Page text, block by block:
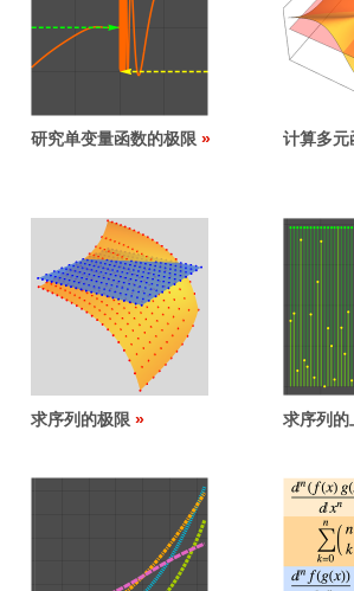
研究单变量函数的极限 计算多元
求序列的极限 求序列的